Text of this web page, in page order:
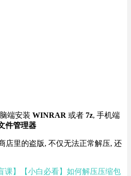
端安装 WINRAR 或者 7z, 手机端
件管理器
店里的盗版, 不仅无法正常解压, 还
课】【小白必看】如何解压压缩包